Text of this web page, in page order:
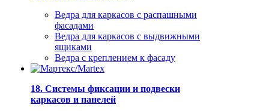
Ведра для каркасов с распашными
фасадами
Ведра для каркасов с выдвижными
ящиками
Ведра с креплением к фасаду
18. Системы фиксации и подвески
каркасов и панелей